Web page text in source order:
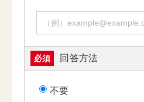
必須 回答方法
不要